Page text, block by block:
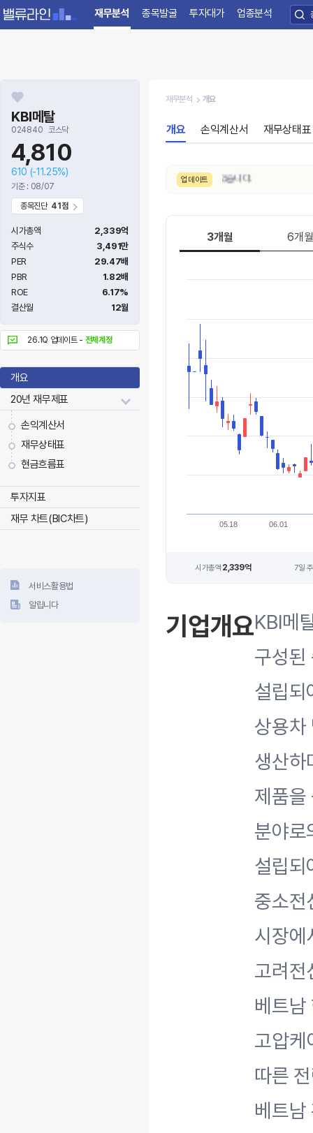
재무분석 종목발굴 투자대가 업종분석
KBI메탈
024840 코스닥
4,810
610 (-11.25%)
기준 : 08/07
종목진단 41점
시가총액
2,339억
주식수
3,491만
PER
29.47배
PBR
1.82배
ROE
6.17%
결산월
12월
26.1Q 업데이트 - 전체계정
개요
20년 재무제표
손익계산서
재무상태표
현금흐름표
투자지표
재무 차트(BIC차트)
서비스활용법
알립니다
재무분석 개요
개요 손익계산서 재무상태표
업데이트
8/7. 수급 신호가 으로 변동되었습니다.
3개월 6개월
05.18 06.01
시가총액 2,339억 7일
기업개요KBI메
구성된
설립되
상용차
생산하
제품을
분야로
설립되
중소전
시장에
고려전
베트
고압케
따른
베트